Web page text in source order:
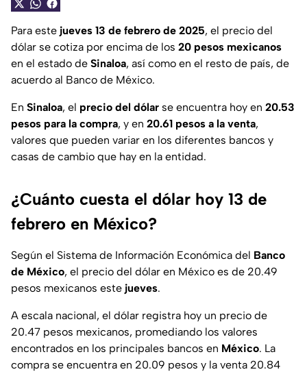
Para este jueves 13 de febrero de 2025, el precio del
dólar se cotiza por encima de los 20 pesos mexicanos
en el estado de Sinaloa, así como en el resto de país, de
acuerdo al Banco de México.
En Sinaloa, el precio del dólar se encuentra hoy en 20.53
pesos para la compra, y en 20.61 pesos a la venta,
valores que pueden variar en los diferentes bancos y
casas de cambio que hay en la entidad.
¿Cuánto cuesta el dólar hoy 13 de
febrero en México?
Según el Sistema de Información Económica del Banco
de México, el precio del dólar en México es de 20.49
pesos mexicanos este jueves.
A escala nacional, el dólar registra hoy un precio de
20.47 pesos mexicanos, promediando los valores
encontrados en los principales bancos en México. La
compra se encuentra en 20.09 pesos y la venta 20.84